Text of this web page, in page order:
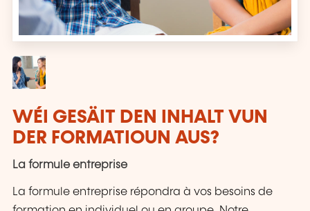
WÉI GESÄIT DEN INHALT VUN
DER FORMATIOUN AUS?
La formule entreprise
La formule entreprise répondra à vos besoins de